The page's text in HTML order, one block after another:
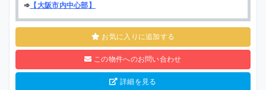
➾ 【大阪市内中心部】
お気に入りに追加する
この物件へのお問い合わせ
詳細を見る